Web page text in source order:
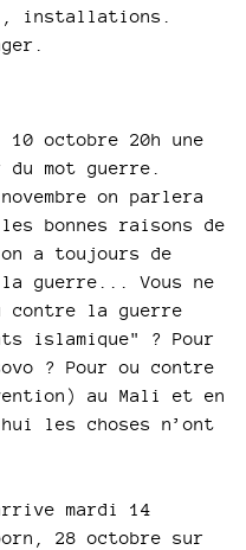
, installations.
octobre 20h une
du mot guerre.
on parlera
bonnes raisons de
a toujours de
guerre... Vous ne
contre la guerre
islamique" ? Pour
? Pour ou contre
au Mali et en
les choses n’ont
mardi 14
28 octobre sur